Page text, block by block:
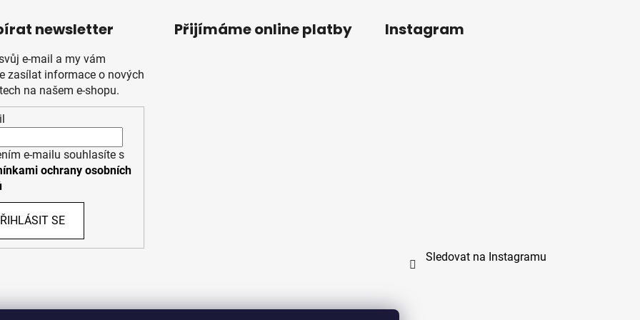
newsletter
e-mail a my vám
zasílat informace o nových
na našem e-shopu.
e-mailu souhlasíte s
ochrany osobních
SE
Přijímáme online platby Instagram
Sledovat na Instagramu